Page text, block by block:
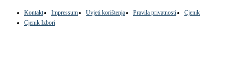
Kontakt Impressum Uvjeti korištenja Pravila privatnosti
Cjenik
Cjenik Izbori